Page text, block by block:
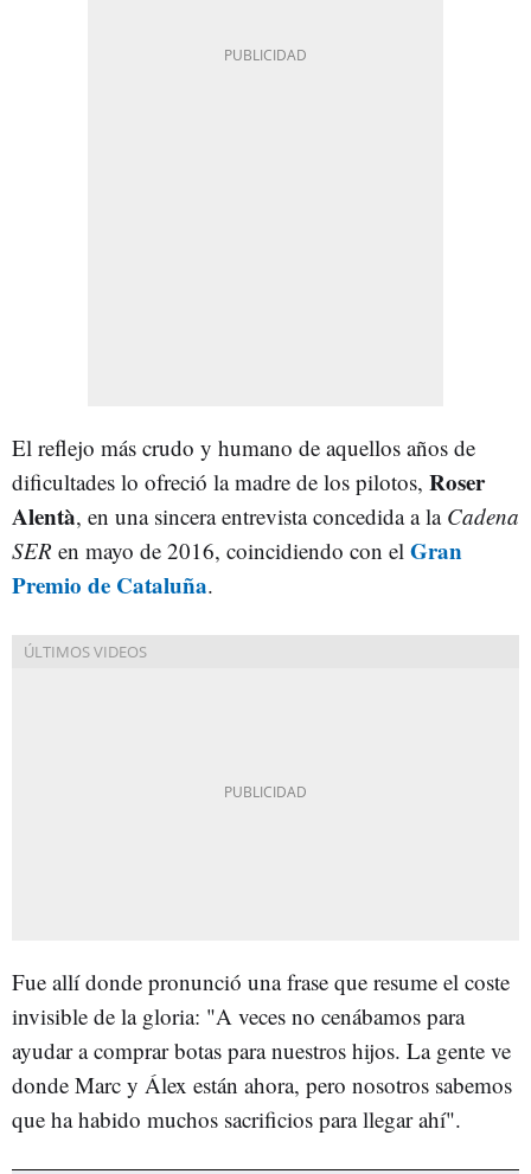
El reflejo más crudo y humano de aquellos años de
dificultades lo ofreció la madre de los pilotos, Roser
Alentà, en una sincera entrevista concedida a la Cadena
SER en mayo de 2016, coincidiendo con el Gran
Premio de Cataluña.
Fue allí donde pronunció una frase que resume el coste
invisible de la gloria: "A veces no cenábamos para
ayudar a comprar botas para nuestros hijos. La gente ve
donde Marc y Álex están ahora, pero nosotros sabemos
que ha habido muchos sacrificios para llegar ahí".